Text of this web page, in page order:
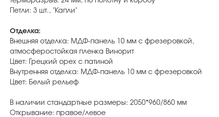
Петли: 3 шт., "Капли"
Отделка:
Внешняя отделка: МДФ-панель 10 мм с фрезеровкой,
атмосферостойкая пленка Винорит
Цвет: Грецкий орех с патиной
Внутренняя отделка: МДФ-панель 10 мм с фрезеровкой
Цвет: Белый рельеф
В наличии стандартные размеры: 2050*960/860 мм
Открывание: правое/левое